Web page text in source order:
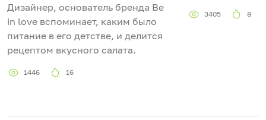
Дизайнер, основатель бренда Be
in love вспоминает, каким было
питание в его детстве, и делится
рецептом вкусного салата.
1446 16
3405 8